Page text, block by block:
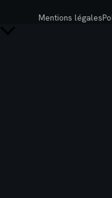
Mentions légales